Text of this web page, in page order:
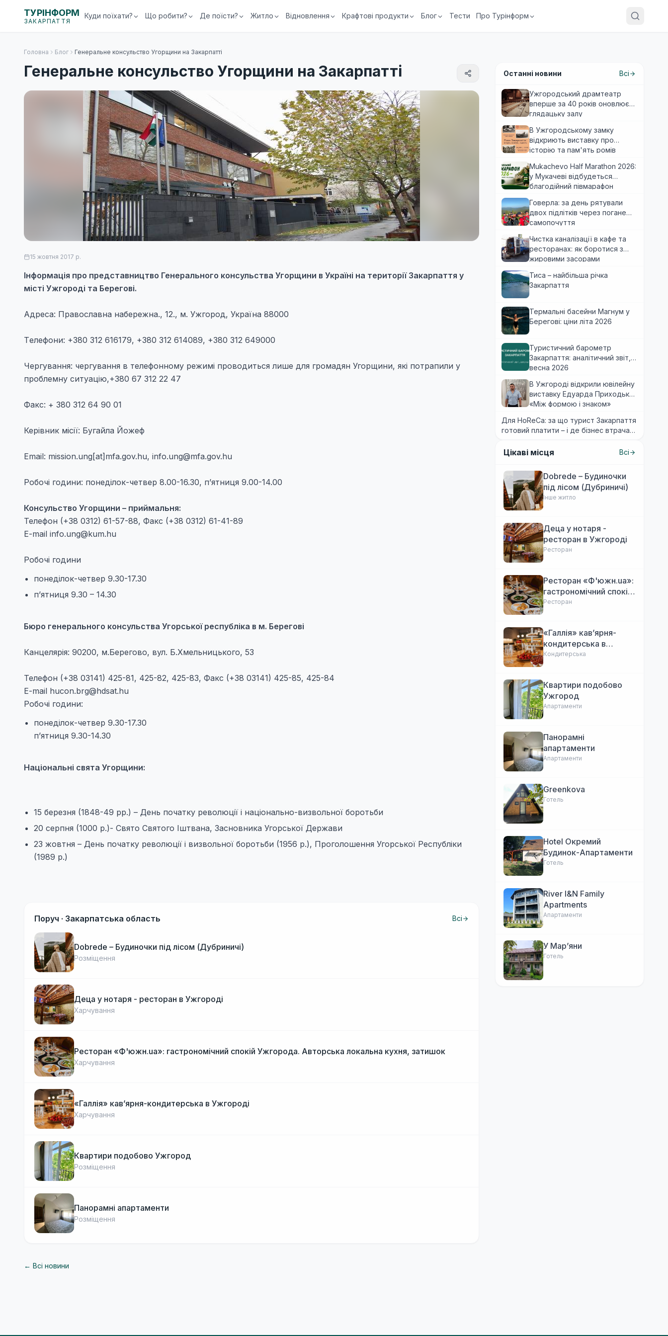
ТУРІНФОРМ
ЗАКАРПАТТЯ
Куди поїхати? Що робити? Де поїсти? Житло Відновлення Крафтові продукти Блог Тести Про Турінформ
Головна Блог Генеральне консульство Угорщини на Закарпатті
Генеральне консульство Угорщини на Закарпатті
15 жовтня 2017 р.
Інформація про представництво Генерального консульства Угорщини в Україні на території Закарпаття у
місті Ужгороді та Берегові.
Адреса: Православна набережна., 12., м. Ужгород, Україна 88000
Tелефони: +380 312 616179, +380 312 614089, +380 312 649000
Чергування: чергування в телефонному режимі проводиться лише для громадян Угорщини, які потрапили у
проблемну ситуацію,+380 67 312 22 47
Факс: + 380 312 64 90 01
Керівник місії: Бугайла Йожеф
Email: mission.ung[at]mfa.gov.hu, info.ung@mfa.gov.hu
Робочi години: понедiлок-четвер 8.00-16.30, п’ятниця 9.00-14.00
Консульство Угорщини – приймальня:
Телефон (+38 0312) 61-57-88, Факс (+38 0312) 61-41-89
E-mail info.ung@kum.hu
Робочi години
понедiлок-четвер 9.30-17.30
п’ятниця 9.30 – 14.30
Бюро генерального консульства Угорської республіка в м. Берегові
Канцелярія: 90200, м.Берегово, вул. Б.Хмельницького, 53
Телефон (+38 03141) 425-81, 425-82, 425-83, Факс (+38 03141) 425-85, 425-84
E-mail hucon.brg@hdsat.hu
Робочі години:
понеділок-четвер 9.30-17.30
п’ятниця 9.30-14.30
Національні свята Угорщини:
15 березня (1848-49 рр.) – День початку революцiї i нацiонально-визвольної боротьби
20 серпня (1000 р.)- Свято Святого Iштвана, Засновника Угорської Держави
23 жовтня – День початку революцiї i визвольної боротьби (1956 р.), Проголошення Угорської Республiки
(1989 р.)
Поруч · Закарпатська область Всі
Dobrede – Будиночки під лісом (Дубриничі)
Розміщення
Деца у нотаря - ресторан в Ужгороді
Харчування
Ресторан «Ф'южн.ua»: гастрономічний спокій Ужгорода. Авторська локальна кухня, затишок
Харчування
«Галлія» кав’ярня-кондитерська в Ужгороді
Харчування
Квартири подобово Ужгород
Розміщення
Панорамні апартаменти
Розміщення
← Всі новини
Останні новини Всі
Ужгородський драмтеатр
вперше за 40 років оновлює
глядацьку залу
В Ужгородському замку
відкриють виставку про
історію та пам'ять ромів
Mukachevo Half Marathon 2026:
у Мукачеві відбудеться
благодійний півмарафон
Говерла: за день рятували
двох підлітків через погане
самопочуття
Чистка каналізації в кафе та
ресторанах: як боротися з
жировими засорами
Тиса – найбільша річка
Закарпаття
Термальні басейни Магнум у
Берегові: ціни літа 2026
Туристичний барометр
Закарпаття: аналітичний звіт,
весна 2026
В Ужгороді відкрили ювілейну
виставку Едуарда Приходька
«Між формою і знаком»
Для HoReCa: за що турист Закарпаття
готовий платити – і де бізнес втрачає
Цікаві місця Всі
Dobrede – Будиночки
під лісом (Дубриничі)
Інше житло
Деца у нотаря -
ресторан в Ужгороді
Ресторан
Ресторан «Ф'южн.ua»:
гастрономічний спокій
Ужгорода. Авторська
Ресторан
«Галлія» кав’ярня-
кондитерська в
Ужгороді
Кондитерська
Квартири подобово
Ужгород
Апартаменти
Панорамні
апартаменти
Апартаменти
Greenkova
Готель
Hotel Окремий
Будинок-Апартаменти
Готель
River I&N Family
Apartments
Апартаменти
У Марʼяни
Готель